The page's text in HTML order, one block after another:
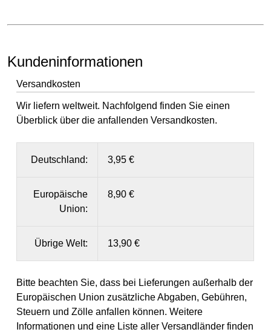
Kundeninformationen
Versandkosten
Wir liefern weltweit. Nachfolgend finden Sie einen
Überblick über die anfallenden Versandkosten.
Deutschland: 3,95 €
Europäische
Union:
8,90 €
Übrige Welt: 13,90 €
Bitte beachten Sie, dass bei Lieferungen außerhalb der
Europäischen Union zusätzliche Abgaben, Gebühren,
Steuern und Zölle anfallen können. Weitere
Informationen und eine Liste aller Versandländer finden